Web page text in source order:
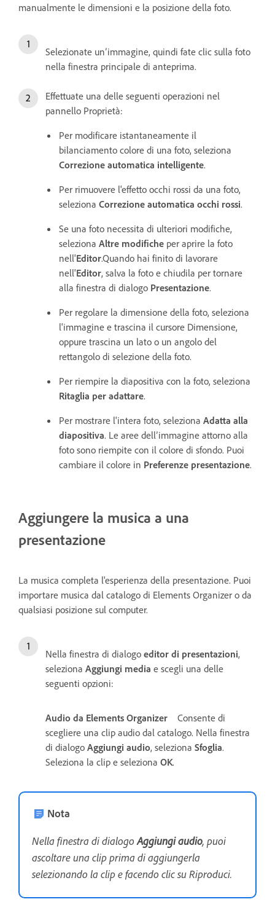
manualmente le dimensioni e la posizione della foto.
Selezionate un’immagine, quindi fate clic sulla foto
nella finestra principale di anteprima.
Effettuate una delle seguenti operazioni nel
pannello Proprietà:
Per modificare istantaneamente il
bilanciamento colore di una foto, seleziona
Correzione automatica intelligente.
Per rimuovere l'effetto occhi rossi da una foto,
seleziona Correzione automatica occhi rossi.
Se una foto necessita di ulteriori modifiche,
seleziona Altre modifiche per aprire la foto
nell'Editor.Quando hai finito di lavorare
nell'Editor, salva la foto e chiudila per tornare
alla finestra di dialogo Presentazione.
Per regolare la dimensione della foto, seleziona
l'immagine e trascina il cursore Dimensione,
oppure trascina un lato o un angolo del
rettangolo di selezione della foto.
Per riempire la diapositiva con la foto, seleziona
Ritaglia per adattare.
Per mostrare l'intera foto, seleziona Adatta alla
diapositiva. Le aree dell’immagine attorno alla
foto sono riempite con il colore di sfondo. Puoi
cambiare il colore in Preferenze presentazione.
Aggiungere la musica a una
presentazione
La musica completa l'esperienza della presentazione. Puoi
importare musica dal catalogo di Elements Organizer o da
qualsiasi posizione sul computer.
Nella finestra di dialogo editor di presentazioni,
seleziona Aggiungi media e scegli una delle
seguenti opzioni:
Audio da Elements Organizer
Consente di
scegliere una clip audio dal catalogo. Nella finestra
di dialogo Aggiungi audio, seleziona Sfoglia.
Seleziona la clip e seleziona OK.
Nota
Nella finestra di dialogo Aggiungi audio, puoi
ascoltare una clip prima di aggiungerla
selezionando la clip e facendo clic su Riproduci.